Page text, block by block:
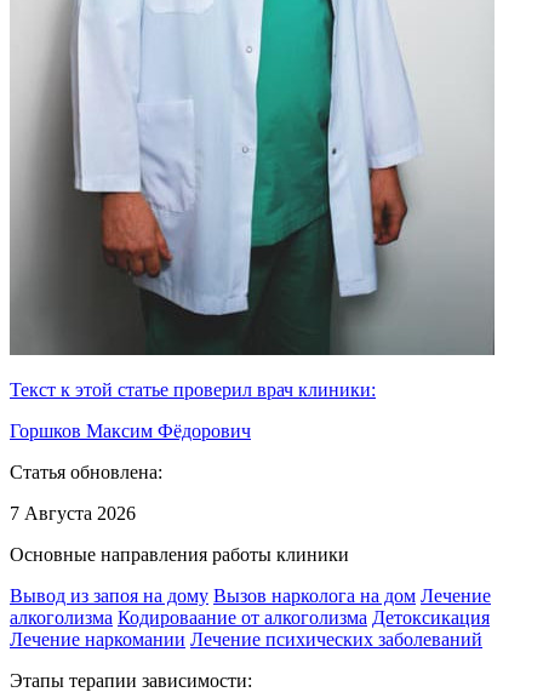
Текст к этой статье проверил врач клиники:
Горшков Максим Фёдорович
Статья обновлена:
7 Августа 2026
Основные направления работы клиники
Вывод из запоя на дому Вызов нарколога на дом Лечение
алкоголизма Кодироваание от алкоголизма Детоксикация
Лечение наркомании Лечение психических заболеваний
Этапы терапии зависимости: